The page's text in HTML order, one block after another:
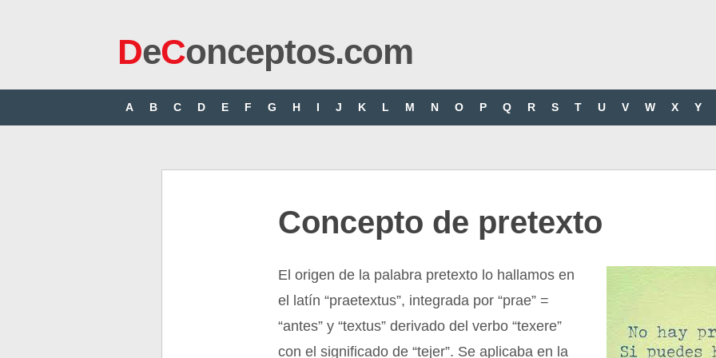
DeConceptos.com
A B C D E F G H I J K L M N O P Q R S T U V W X Y
Concepto de pretexto
El origen de la palabra pretexto lo hallamos en
el latín “praetextus”, integrada por “prae” =
“antes” y “textus” derivado del verbo “texere”
con el significado de “tejer”. Se aplicaba en la